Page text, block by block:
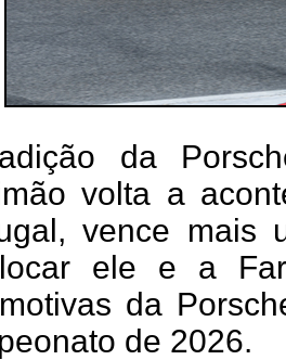
da
volta a
vence mais
ele e a
da
de 2026.